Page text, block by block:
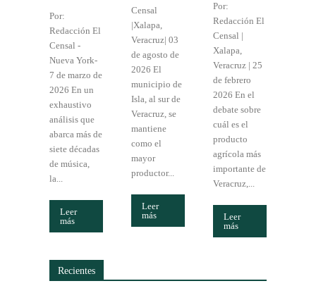
Por:
Redacción El
Censal -
Nueva York-
7 de marzo de
2026 En un
exhaustivo
análisis que
abarca más de
siete décadas
de música,
la...
Leer
más
Censal
|Xalapa,
Veracruz| 03
de agosto de
2026 El
municipio de
Isla, al sur de
Veracruz, se
mantiene
como el
mayor
productor...
Leer
más
Por:
Redacción El
Censal |
Xalapa,
Veracruz | 25
de febrero
2026 En el
debate sobre
cuál es el
producto
agrícola más
importante de
Veracruz,...
Leer
más
Recientes